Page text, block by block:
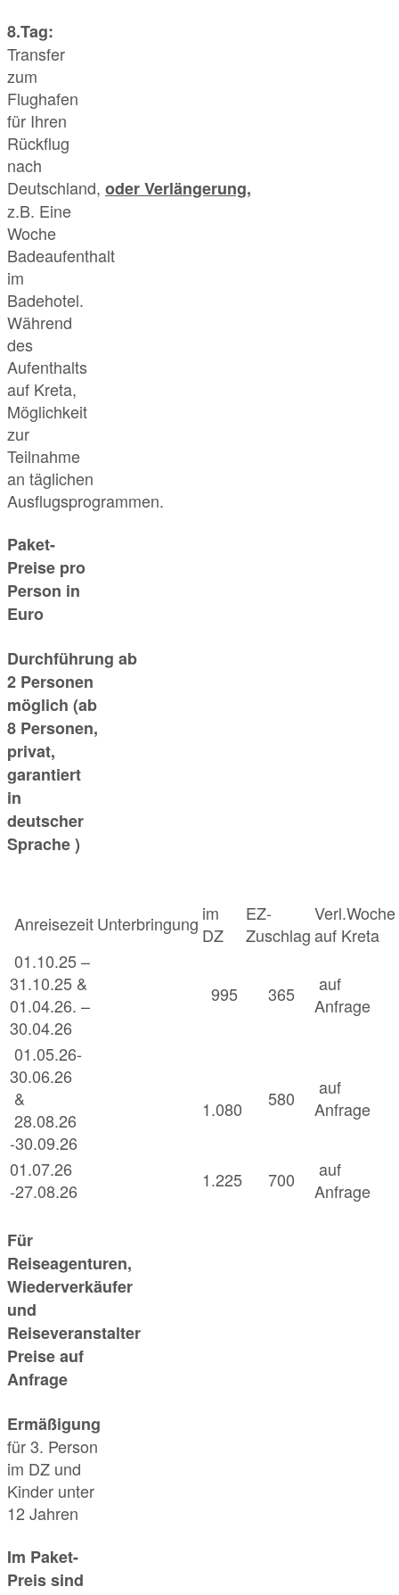
8.Tag:
Transfer
zum
Flughafen
für Ihren
Rückflug
nach
Deutschland, oderVerlängerung,
z.B. Eine
Woche
Badeaufenthalt
im
Badehotel.
Während
des
Aufenthalts
auf Kreta,
Möglichkeit
zur
Teilnahme
an täglichen
Ausflugsprogrammen.
Paket-
Preise pro
Person in
Euro
Durchführung ab
2 Personen
möglich (ab
8 Personen,
privat,
garantiert
in
deutscher
Sprache )
AnreisezeitUnterbringung im
DZ
EZ-
Zuschlag
Verl.Woche
auf Kreta
01.10.25 –
31.10.25 &
01.04.26. –
30.04.26
995 365
auf
Anfrage
01.05.26-
30.06.26
&
28.08.26
-30.09.26
1.080 580
auf
Anfrage
01.07.26
-27.08.26
1.225 700
auf
Anfrage
Für
Reiseagenturen,
Wiederverkäufer
und
Reiseveranstalter
Preise auf
Anfrage
Ermäßigung
für 3. Person
im DZ und
Kinder unter
12 Jahren
Im Paket-
Preis sind